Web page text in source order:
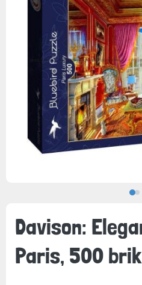
Davison:
Paris, 500